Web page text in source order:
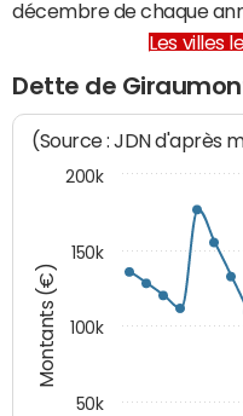
décembre de chaque
Les villes
Dette de
Montants (€)
(Source : JDN d'après
50k
100k
150k
200k